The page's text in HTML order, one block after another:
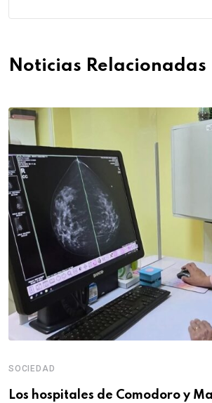
Noticias Relacionadas
SOCIEDAD
Los hospitales de Comodoro y